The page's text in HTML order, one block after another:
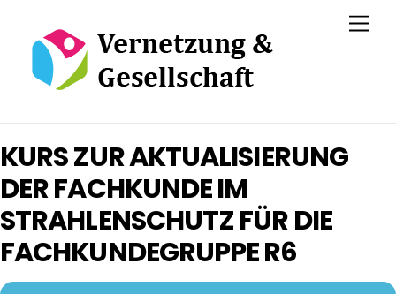
content
KURS ZUR AKTUALISIERUNG
DER FACHKUNDE IM
STRAHLENSCHUTZ FÜR DIE
FACHKUNDEGRUPPE R6